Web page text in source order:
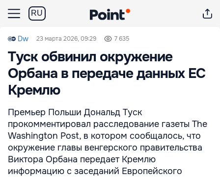
RU
Dw 23 марта 2026, 09:29 7 635
Туск обвинил окружение
Орбана в передаче данных ЕС
Кремлю
Премьер Польши Дональд Туск
прокомментировал расследование газеты The
Washington Post, в котором сообщалось, что
окружение главы венгерского правительства
Виктора Орбана передает Кремлю
информацию с заседаний Европейского